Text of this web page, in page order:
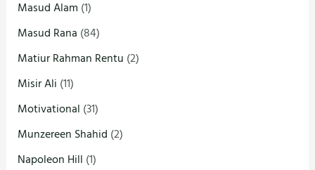
Masud Alam (1)
Masud Rana (84)
Matiur Rahman Rentu (2)
Misir Ali (11)
Motivational (31)
Munzereen Shahid (2)
Napoleon Hill (1)